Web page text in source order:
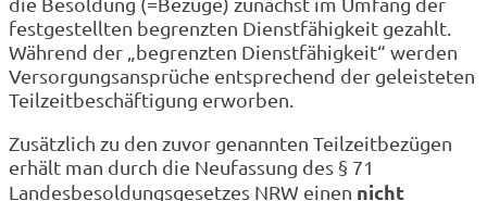
festgestellten begrenzten Dienstfähigkeit gezahlt.
Während der „begrenzten Dienstfähigkeit“ werden
Versorgungsansprüche entsprechend der geleisteten
Teilzeitbeschäftigung erworben.
Zusätzlich zu den zuvor genannten Teilzeitbezügen
erhält man durch die Neufassung des § 71
Landesbesoldungsgesetzes NRW einen nicht